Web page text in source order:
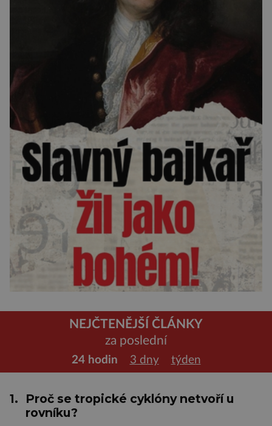
NEJČTENĚJŠÍ ČLÁNKY
za poslední
24 hodin 3 dny týden
1.
Proč se tropické cyklóny netvoří u
rovníku?